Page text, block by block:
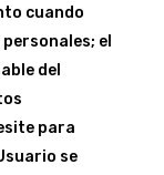
cuando
el
del
para
se